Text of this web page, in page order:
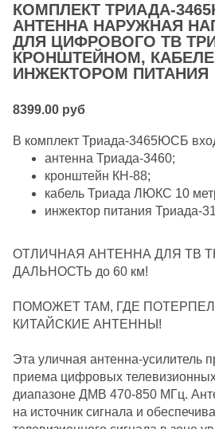
КОМПЛЕКТ ТРИАДА-
АНТЕННА НАРУЖНАЯ
ДЛЯ ЦИФРОВОГО ТВ
КРОНШТЕЙНОМ,
ИНЖЕКТОРОМ ПИТАНИЯ
8399.00 руб
В комплект Триада-3465ЮСБ
антенна Триада-3460;
кронштейн КН-88;
кабель Триада ЛЮКС 10
инжектор питания Триада-
ОТЛИЧНАЯ АНТЕННА ДЛЯ ТВ
ДАЛЬНОСТЬ до 60 км!
ПОМОЖЕТ ТАМ, ГДЕ
КИТАЙСКИЕ АНТЕННЫ!
Эта уличная антенна-усилитель
приема цифровых
диапазоне ДМВ 470-850 МГц.
на источник сигнала и